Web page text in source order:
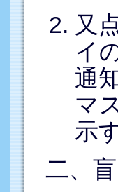
又
イ
通
マ
示
二、